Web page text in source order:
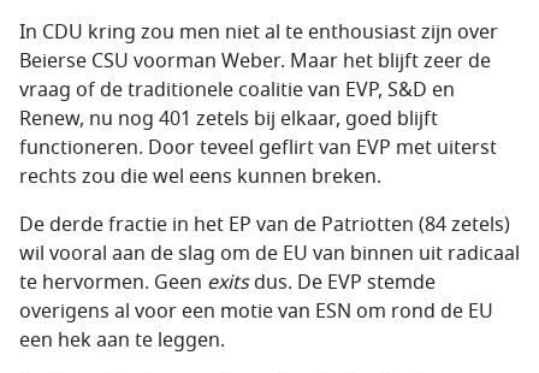
In CDU kring zou men niet al te enthousiast zijn over
Beierse CSU voorman Weber. Maar het blijft zeer de
vraag of de traditionele coalitie van EVP, S&D en
Renew, nu nog 401 zetels bij elkaar, goed blijft
functioneren. Door teveel geflirt van EVP met uiterst
rechts zou die wel eens kunnen breken.
De derde fractie in het EP van de Patriotten (84 zetels)
wil vooral aan de slag om de EU van binnen uit radicaal
te hervormen. Geen exitsdus. De EVP stemde
overigens al voor een motie van ESN om rond de EU
een hek aan te leggen.